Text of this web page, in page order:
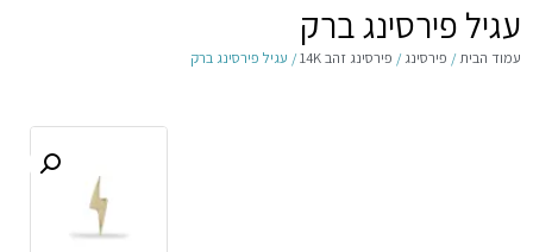
עגיל פירסינג ברק
עמוד הבית/ פירסינג/ פירסינג זהב 14K / עגיל פירסינג ברק